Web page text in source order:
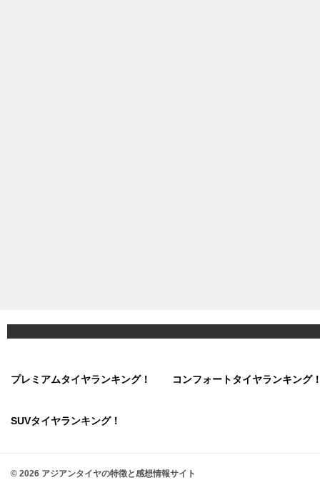
プレミアムタイヤランキング！ コンフォートタイヤランキング
SUVタイヤランキング！
© 2026 アジアンタイヤの特徴と感想情報サイト